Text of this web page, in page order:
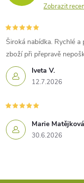
Zobrazit
Iveta V.
12.7.2026
Široká nabídka. Rychlé
zboží při přepravě
Marie Matějková
30.6.2026